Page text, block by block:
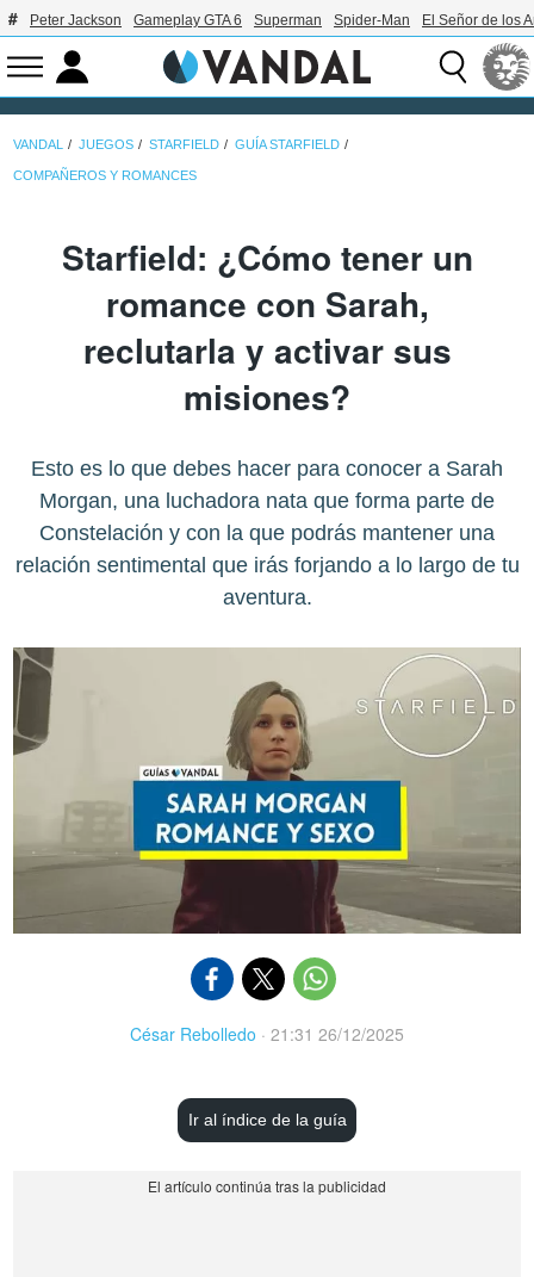
Peter Jackson Gameplay GTA 6 Superman Spider-Man El Señor de los
VANDAL JUEGOS STARFIELD GUÍA STARFIELD
COMPAÑEROS Y ROMANCES
Starfield: ¿Cómo tener un
romance con Sarah,
reclutarla y activar sus
misiones?
Esto es lo que debes hacer para conocer a Sarah
Morgan, una luchadora nata que forma parte de
Constelación y con la que podrás mantener una
relación sentimental que irás forjando a lo largo de tu
aventura.
César Rebolledo · 21:31 26/12/2025
Ir al índice de la guía